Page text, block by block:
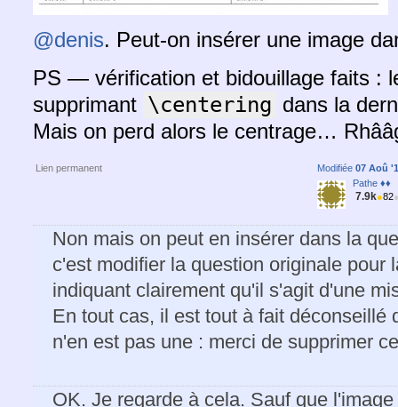
@denis. Peut-on insérer une image
PS — vérification et bidouillage faits :
supprimant \centering dans la
Mais on perd alors le centrage…
Lien permanent Modifiée 07 Aoû
Pathe ♦♦
7.9k●82
Non mais on peut en insérer dans la
c'est modifier la question originale pour
indiquant clairement qu'il s'agit d'une
En tout cas, il est tout à fait déconseillé
n'en est pas une : merci de supprimer
OK. Je regarde à cela. Sauf que